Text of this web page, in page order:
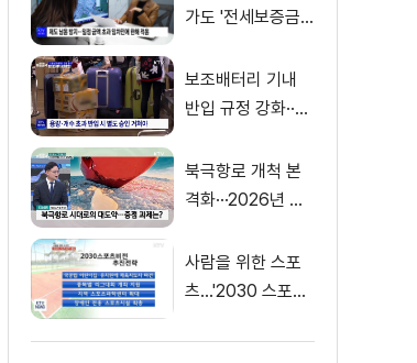
가도 '전세보증금'
보조배터리 기내
반입 규정 강화··
북극항로 개척 본
격화···2026년 해
은?
사람을 위한 스포
츠…'2030 스포츠